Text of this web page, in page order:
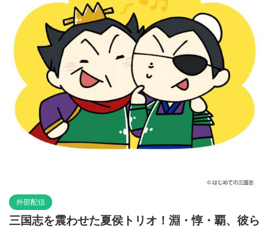
外部配信
三国志を震わせた夏侯トリオ！淵・惇・覇、彼ら